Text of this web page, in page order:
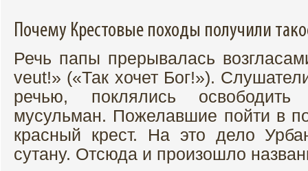
Почему Крестовые походы получили
Речь папы прерывалась
veut!» («Так хочет Бог!»).
речью, поклялись
мусульман. Пожелавшие пойти в
красный крест. На это дело
сутану. Отсюда и произошло